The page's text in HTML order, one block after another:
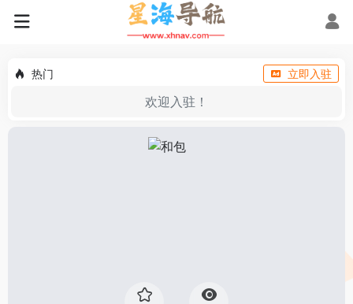
热门 立即入驻
欢迎入驻！